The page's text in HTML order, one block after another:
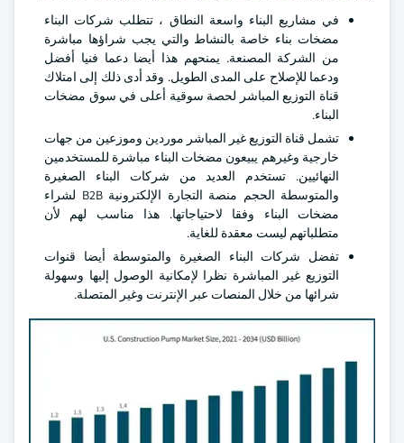
في مشاريع البناء واسعة النطاق ، تتطلب شركات البناء
مضخات بناء خاصة بالنشاط والتي يجب شراؤها مباشرة
من الشركة المصنعة. يمنحهم هذا أيضا دعما فنيا أفضل
ودعما للإصلاح على المدى الطويل. وقد أدى ذلك إلى امتلاك
قناة التوزيع المباشر لحصة سوقية أعلى في سوق مضخات
البناء.
تشمل قناة التوزيع غير المباشر موردين وموزعين من جهات
خارجية وغيرهم يبيعون مضخات البناء مباشرة للمستخدمين
النهائيين. تستخدم العديد من شركات البناء الصغيرة
والمتوسطة الحجم منصة التجارة الإلكترونية B2B لشراء
مضخات البناء وفقا لاحتياجاتها. هذا مناسب لهم لأن
متطلباتهم ليست معقدة للغاية.
تفضل شركات البناء الصغيرة والمتوسطة أيضا قنوات
التوزيع غير المباشرة نظرا لإمكانية الوصول إليها وسهولة
شرائها من خلال المنصات عبر الإنترنت وغير المتصلة.